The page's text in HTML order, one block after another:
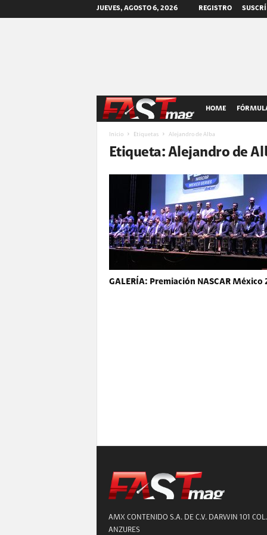
JUEVES, AGOSTO 6, 2026 REGISTRO
A
T
m
a
HOME
Inicio Etiquetas Alejandro de Alba
Etiqueta: Alejandro de
GALERÍA: Premiación NASCAR México
AMX CONTENIDO S.A. DE C.V. DARWIN 101 COL.
ANZURES